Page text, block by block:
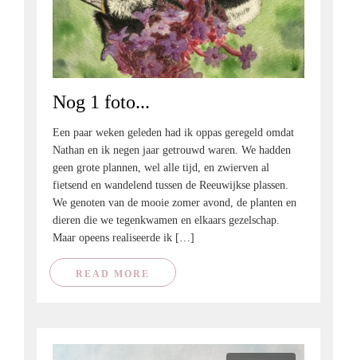
Nog 1 foto...
Een paar weken geleden had ik oppas geregeld omdat
Nathan en ik negen jaar getrouwd waren. We hadden
geen grote plannen, wel alle tijd, en zwierven al
fietsend en wandelend tussen de Reeuwijkse plassen.
We genoten van de mooie zomer avond, de planten en
dieren die we tegenkwamen en elkaars gezelschap.
Maar opeens realiseerde ik […]
READ MORE